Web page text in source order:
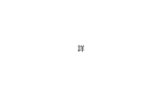
があります。 詳